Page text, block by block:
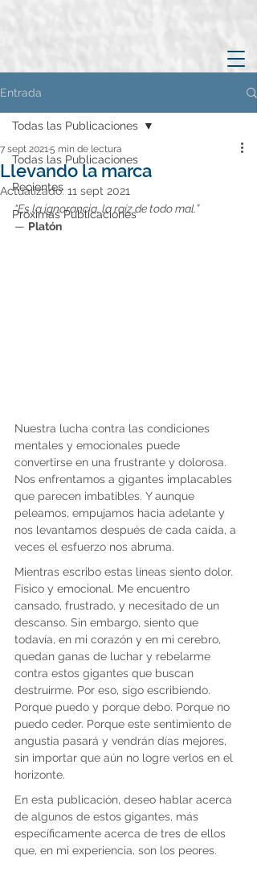
Entrada
Todas las Publicaciones
Recientes
Próximas Publicaciones
Todas las Publicaciones
Llevando la marca
7 sept 20215 min de lectura
Actualizado: 11 sept 2021
“Es la ignorancia, la raíz de todo mal.”
— Platón
Nuestra lucha contra las condiciones
mentales y emocionales puede
convertirse en una frustrante y dolorosa.
Nos enfrentamos a gigantes implacables
que parecen imbatibles. Y aunque
peleamos, empujamos hacia adelante y
nos levantamos después de cada caída, a
veces el esfuerzo nos abruma.
Mientras escribo estas líneas siento dolor.
Físico y emocional. Me encuentro
cansado, frustrado, y necesitado de un
descanso. Sin embargo, siento que
todavía, en mi corazón y en mi cerebro,
quedan ganas de luchar y rebelarme
contra estos gigantes que buscan
destruirme. Por eso, sigo escribiendo.
Porque puedo y porque debo. Porque no
puedo ceder. Porque este sentimiento de
angustia pasará y vendrán días mejores,
sin importar que aún no logre verlos en el
horizonte.
En esta publicación, deseo hablar acerca
de algunos de estos gigantes, más
específicamente acerca de tres de ellos
que, en mi experiencia, son los peores.